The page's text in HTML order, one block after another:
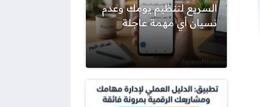
السريع لتنظيم يومك وعدم
نسيان أي مهمة عاجلة